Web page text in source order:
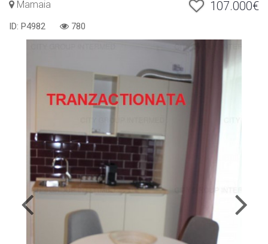
Mamaia 107.000€
ID: P4982 780